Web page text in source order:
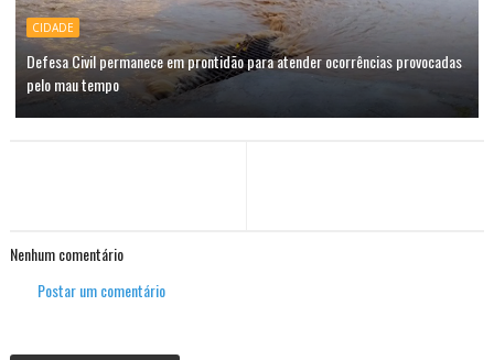
CIDADE
Defesa Civil permanece em prontidão para atender ocorrências provocadas
pelo mau tempo
Nenhum comentário
Postar um comentário